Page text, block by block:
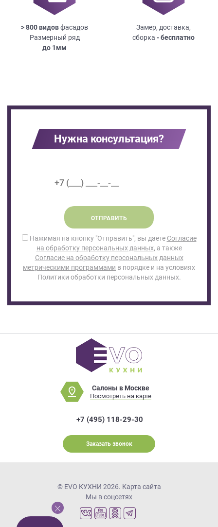
> 800 видовфасадов
Размерный ряд
до 1мм
Замер, доставка,
сборка - бесплатно
Нужна консультация?
ОТПРАВИТЬ
Нажимая на кнопку "Отправить", вы даете Согласие
на обработку персональных данных, а также
Согласие на обработку персональных данных
метрическими программами в порядке и на условиях
Политики обработки персональных данных.
Салоны в Москве
Посмотреть на карте
+7 (495) 118-29-30
Заказать звонок
© EVO КУХНИ 2026. Карта сайта
Мы в соцсетях